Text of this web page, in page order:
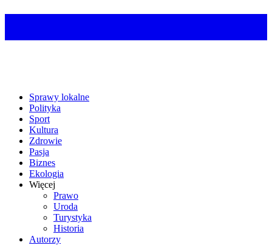
Sprawy lokalne
Polityka
Sport
Kultura
Zdrowie
Pasja
Biznes
Ekologia
Więcej
Prawo
Uroda
Turystyka
Historia
Autorzy